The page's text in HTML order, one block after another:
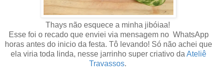
Thays não esquece a minha jibóiaa!
Esse foi o recado que enviei via mensagem no WhatsApp
horas antes do inicio da festa. Tô levando! Só não achei que
ela viria toda linda, nesse jarrinho super criativo da Ateliê
Travassos.